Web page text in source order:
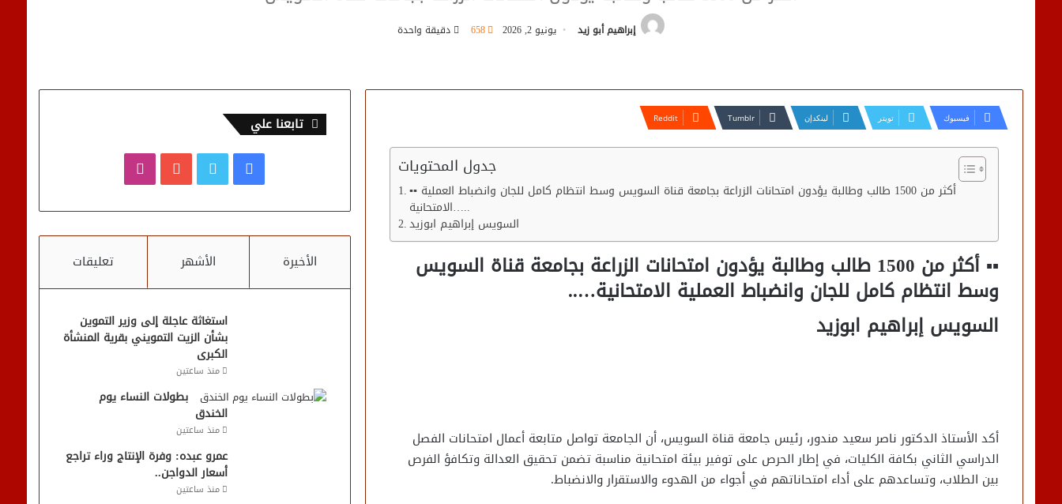
إبراهيم أبو زيد يونيو 2, 2026 658 دقيقة واحدة
فيسبوك تويتر لينكدإن
جدول المحتويات
▪︎▪︎ أكثر من 1500 طالب وطالبة يؤدون امتحانات الزراعة بجامعة قناة السويس وسط انتظام كامل للجان وانضباط العملية
الامتحانية…..
السويس إبراهيم ابوزيد
▪︎▪︎ أكثر من 1500 طالب وطالبة يؤدون امتحانات الزراعة بجامعة قناة السويس
وسط انتظام كامل للجان وانضباط العملية الامتحانية…..
السويس إبراهيم ابوزيد
أكد الأستاذ الدكتور ناصر سعيد مندور، رئيس جامعة قناة السويس، أن الجامعة تواصل متابعة أعمال امتحانات الفصل
الدراسي الثاني بكافة الكليات، في إطار الحرص على توفير بيئة امتحانية مناسبة تضمن تحقيق العدالة وتكافؤ الفرص
بين الطلاب، وتساعدهم على أداء امتحاناتهم في أجواء من الهدوء والاستقرار والانضباط.
تابعنا علي
فيسبوك يوتيوب
الأخيرة الأشهر تعليقات
استغاثة عاجلة إلى وزير التموين
بشأن الزيت التمويني بقرية المنشأة
الكبرى
منذ ساعتين
بطولات النساء يوم
الخندق
منذ ساعتين
عمرو عبده: وفرة الإنتاج وراء تراجع
أسعار الدواجن..
منذ ساعتين